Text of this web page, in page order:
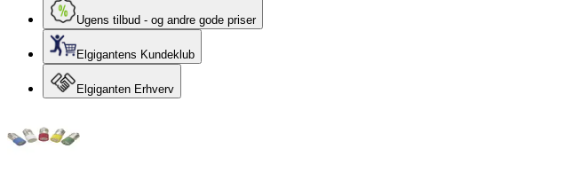
Ugens tilbud - og andre gode priser
Elgigantens Kundeklub
Elgiganten Erhverv